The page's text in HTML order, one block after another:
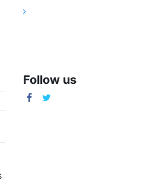
Follow us